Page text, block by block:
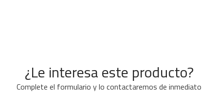
¿Le interesa este producto?
Complete el formulario y lo contactaremos de inmediato